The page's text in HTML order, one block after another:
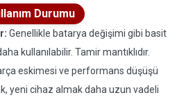
Durumu
Genellikle batarya değişimi gibi basit
kullanılabilir. Tamir mantıklıdır.
eskimesi ve performans düşüşü
yeni cihaz almak daha uzun vadeli